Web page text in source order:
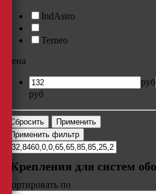
IndAstro
Terneo
Цена
руб
руб
Крепления для систем
Сортировать по